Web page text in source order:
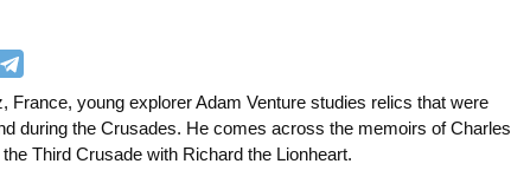
France, young explorer Adam Venture studies relics that were
during the Crusades. He comes across the memoirs of Charles
Third Crusade with Richard the Lionheart.